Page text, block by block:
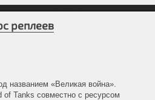
реплеев
названием «Великая война».
of Tanks совместно с ресурсом